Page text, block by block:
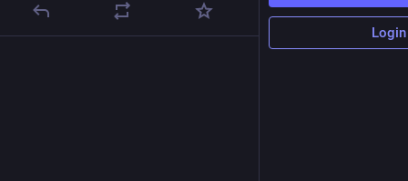
Login